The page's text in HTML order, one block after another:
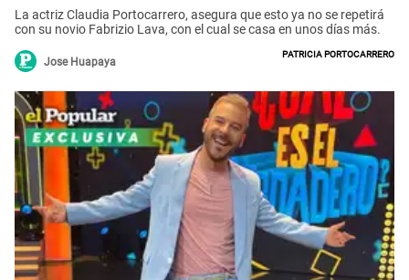
La actriz Claudia Portocarrero, asegura que esto ya no se repetirá
con su novio Fabrizio Lava, con el cual se casa en unos días más.
Jose Huapaya
Patricia Portocarrero